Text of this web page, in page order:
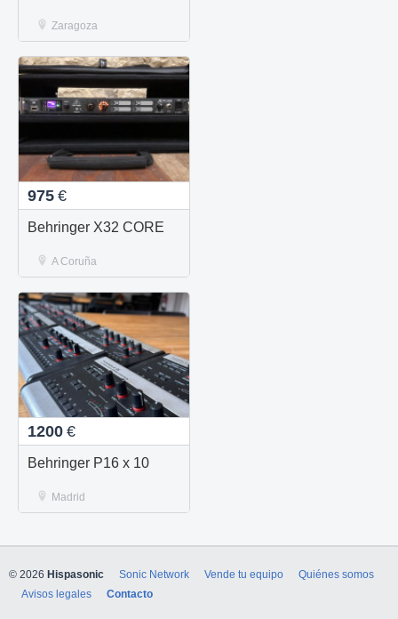
Zaragoza
975 €
Behringer X32 CORE
A Coruña
1200 €
Behringer P16 x 10
Madrid
© 2026 Hispasonic Sonic Network Vende tu equipo
Quiénes somos
Avisos legales
Contacto